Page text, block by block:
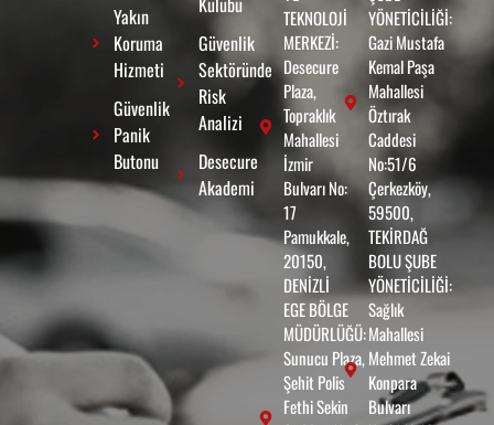
Yakın
Koruma
Hizmeti
Güvenlik
Panik
Butonu
Güvenlik
Sektöründe
Risk
Analizi
Desecure
Akademi
TEKNOLOJİ
MERKEZİ:
Desecure
Plaza,
Topraklık
Mahallesi
İzmir
Bulvarı No:
17
Pamukkale,
20150,
DENİZLİ
EGE BÖLGE
MÜDÜRLÜĞÜ:
Sunucu Plaza,
Şehit Polis
Fethi Sekin
YÖNETİCİLİĞİ:
Gazi Mustafa
Kemal Paşa
Mahallesi
Öztırak
Caddesi
No:51/6
Çerkezköy,
59500,
TEKİRDAĞ
BOLU ŞUBE
YÖNETİCİLİĞİ:
Sağlık
Mahallesi
Mehmet Zekai
Konpara
Bulvarı